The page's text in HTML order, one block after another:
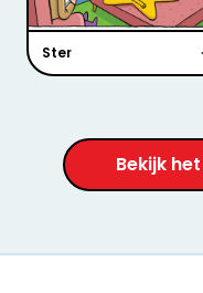
Ster
Bekijk